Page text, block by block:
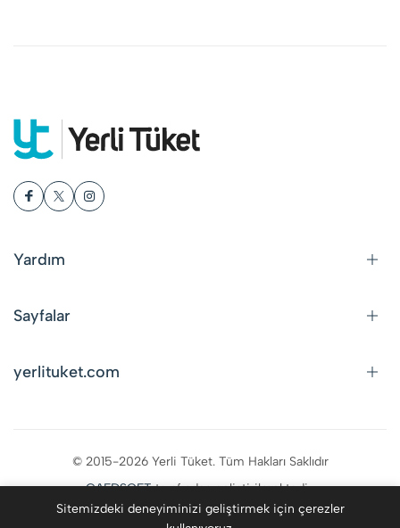
Yardım
Sayfalar
yerlituket.com
© 2015-2026 Yerli Tüket. Tüm Hakları Saklıdır
CAFDSOFTtarafından geliştirilmektedir.
Sitemizdeki deneyiminizi geliştirmek için çerezler